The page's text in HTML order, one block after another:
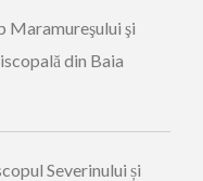
Maramureşului şi
din Baia
Severinului și